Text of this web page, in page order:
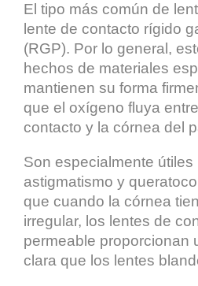
El tipo más común de
lente de contacto rígido
(RGP). Por lo general,
hechos de materiales
mantienen su forma
que el oxígeno fluya
contacto y la córnea del
Son especialmente
astigmatismo y
que cuando la córnea
irregular, los lentes de
permeable proporcionan
clara que los lentes